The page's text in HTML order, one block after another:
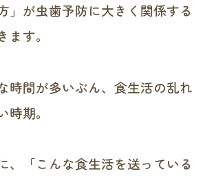
」が虫歯予防に大きく関係する
ます。
時間が多いぶん、食生活の乱れ
期。
、「こんな食生活を送っている